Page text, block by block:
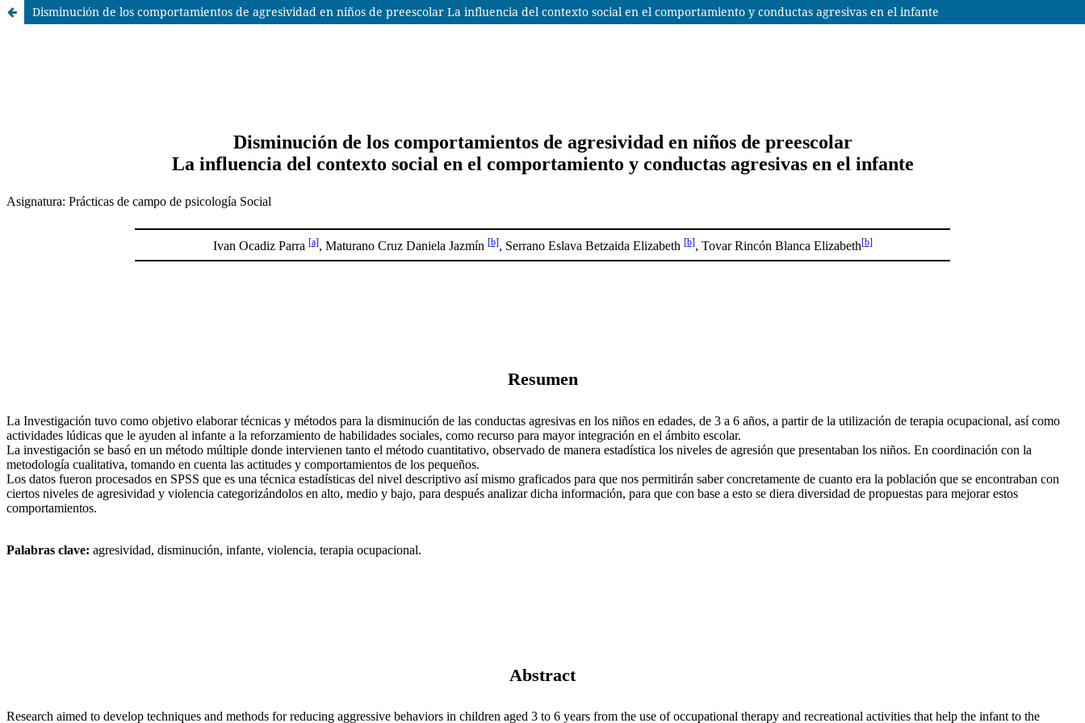
Disminución de los comportamientos de agresividad en niños de preescolar La influencia del contexto social en el comportamiento y conductas agresivas en el infante